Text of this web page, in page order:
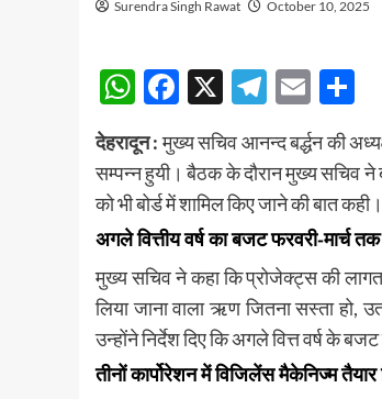
Surendra Singh Rawat October 10, 2025
WhatsApp
Facebook
X Email
देहरादून :मुख्य सचिव आनन्द बर्द्धन की
सम्पन्न हुयी। बैठक के दौरान मुख्य सचिव ने
को भी बोर्ड में शामिल किए जाने की बात कही।
अगले वित्तीय वर्ष का बजट फरवरी-मार्च
मुख्य सचिव ने कहा कि प्रोजेक्ट्स की
लिया जाना वाला ऋण जितना सस्ता हो,
उन्होंने निर्देश दिए कि अगले वित्त वर्ष के
तीनों कार्पोरेशन में विजिलेंस मैकेनिज्म